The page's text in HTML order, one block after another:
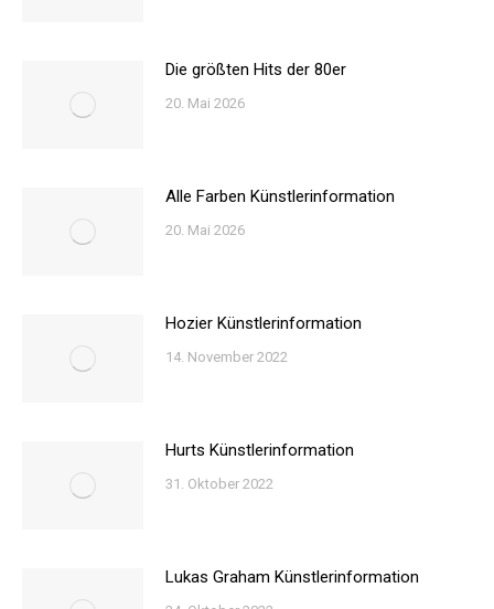
Die größten Hits der 80er
20. Mai 2026
Alle Farben Künstlerinformation
20. Mai 2026
Hozier Künstlerinformation
14. November 2022
Hurts Künstlerinformation
31. Oktober 2022
Lukas Graham Künstlerinformation